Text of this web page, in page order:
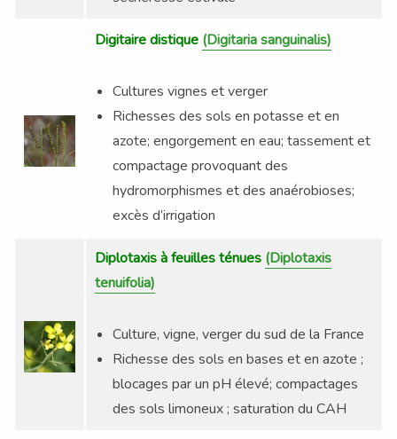
Digitaire distique (Digitaria sanguinalis)
Cultures vignes et verger
Richesses des sols en potasse et en
azote; engorgement en eau; tassement et
compactage provoquant des
hydromorphismes et des anaérobioses;
excès d’irrigation
Diplotaxis à feuilles ténues (Diplotaxis
tenuifolia)
Culture, vigne, verger du sud de la France
Richesse des sols en bases et en azote ;
blocages par un pH élevé; compactages
des sols limoneux ; saturation du CAH